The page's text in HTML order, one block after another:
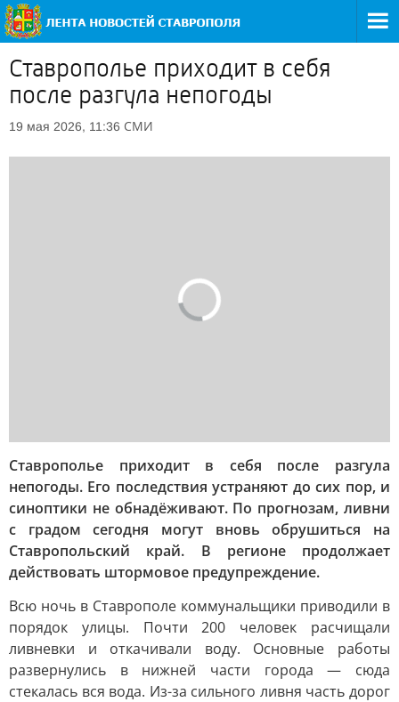
Ставрополье приходит в себя
после разгула непогоды
19 мая 2026, 11:36 СМИ
Ставрополье приходит в себя после разгула
непогоды. Его последствия устраняют до сих пор, и
синоптики не обнадёживают. По прогнозам, ливни
с градом сегодня могут вновь обрушиться на
Ставропольский край. В регионе продолжает
действовать штормовое предупреждение.
Всю ночь в Ставрополе коммунальщики приводили в
порядок улицы. Почти 200 человек расчищали
ливневки и откачивали воду. Основные работы
развернулись в нижней части города — сюда
стекалась вся вода. Из-за сильного ливня часть дорог